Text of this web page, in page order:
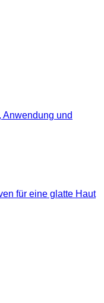
Anwendung und
für eine glatte Haut